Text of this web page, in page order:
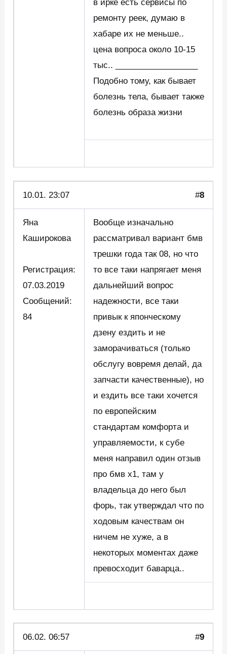
в ирке есть сервисы по
ремонту реек, думаю в
хабаре их не меньше..
цена вопроса около 10-15
тыс.. __________________
Подобно тому, как бывает
болезнь тела, бывает также
болезнь образа жизни
10.01. 23:07 #8
Яна
Каширокова
Регистрация:
07.03.2019
Сообщений:
84
Вообще изначально
рассматривал вариант бмв
трешки года так 08, но что
то все таки напрягает меня
дальнейший вопрос
надежности, все таки
привык к японческому
дзену ездить и не
заморачиваться (только
обслугу вовремя делай, да
запчасти качественные), но
и ездить все таки хочется
по европейским
стандартам комфорта и
управляемости, к субе
меня направил один отзыв
про бмв х1, там у
владельца до него был
форь, так утверждал что по
ходовым качествам он
ничем не хуже, а в
некоторых моментах даже
превосходит баварца..
06.02. 06:57 #9